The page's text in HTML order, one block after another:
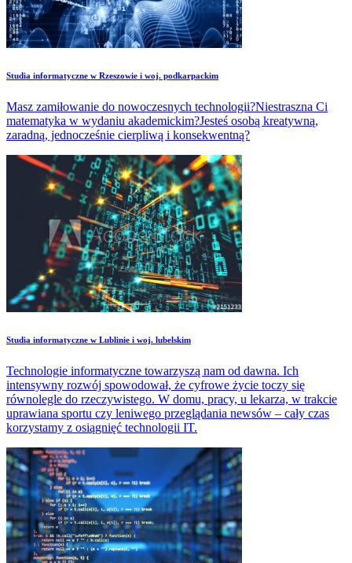
Studia informatyczne w Rzeszowie i woj. podkarpackim
Masz zamiłowanie do nowoczesnych technologii?Niestraszna Ci
matematyka w wydaniu akademickim?Jesteś osobą kreatywną,
zaradną, jednocześnie cierpliwą i konsekwentną?
Studia informatyczne w Lublinie i woj. lubelskim
Technologie informatyczne towarzyszą nam od dawna. Ich
intensywny rozwój spowodował, że cyfrowe życie toczy się
równolegle do rzeczywistego. W domu, pracy, u lekarza, w trakcie
uprawiana sportu czy leniwego przeglądania newsów – cały czas
korzystamy z osiągnięć technologii IT.